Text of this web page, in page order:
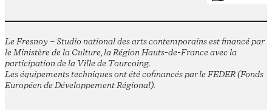
Le Fresnoy – Studio national des arts contemporains est financé par
le Ministère de la Culture, la Région Hauts-de-France avec la
participation de la Ville de Tourcoing.
Les équipements techniques ont été cofinancés par le FEDER (Fonds
Européen de Développement Régional).